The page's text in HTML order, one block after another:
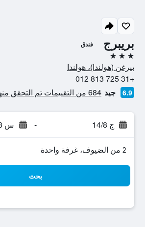
بريبرج فندق
3 نجوم
بيرغن (هولندا)، هولندا
+31 725 813 012
6.9 جيد 684 من التقييمات تم التحقق منها
ج 14/8 - س 15/8
2 من الضيوف، غرفة واحدة
بحث